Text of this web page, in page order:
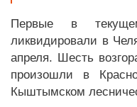
Первые в
ликвидировали в
апреля. Шесть
произошли в
Кыштымском